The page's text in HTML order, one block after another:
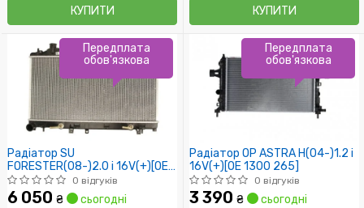
КУПИТИ КУПИТИ
Радіатор SU
FORESTER(08-)2.0 i 16V(+)[OE
45119-SC000]0 відгуків
6 050 ₴ сьогодні
Передплата
обов'язкова
Радіатор OP ASTRA H(04-)1.2 i
16V(+)[OE 1300 265]
0 відгуків
3 390 ₴ сьогодні
Передплата
обов'язкова